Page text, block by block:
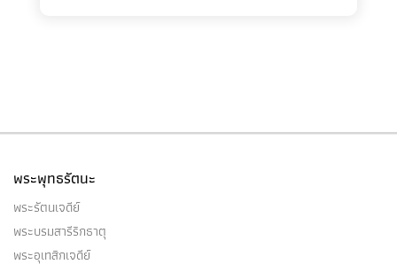
พระพุทธรัตนะ
พระรัตนเจดีย์
พระบรมสารีริกธาตุ
พระอุเทสิกเจดีย์